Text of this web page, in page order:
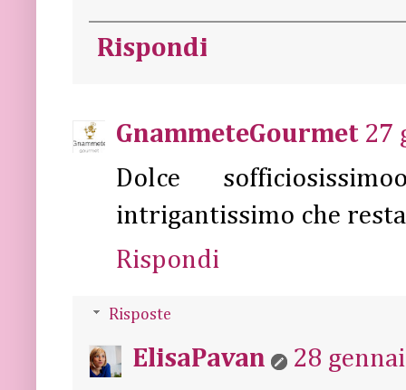
Rispondi
GnammeteGourmet 27
Dolce
intrigantissimo che
Rispondi
Risposte
ElisaPavan 28